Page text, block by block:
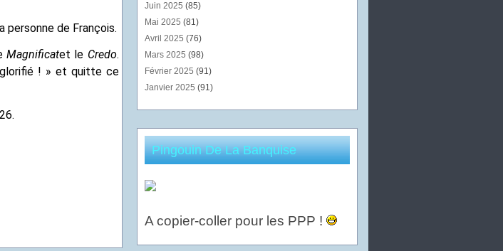
personne de François.
Magnificatet le Credo.
glorifié ! » et quitte ce
Juin 2025 (85)
Mai 2025 (81)
Avril 2025 (76)
Mars 2025 (98)
Février 2025 (91)
Janvier 2025 (91)
Pingouin De La Banquise
A copier-coller pour les PPP !